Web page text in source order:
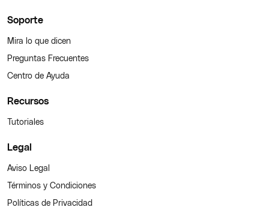
Soporte
Mira lo que dicen
Preguntas Frecuentes
Centro de Ayuda
Recursos
Tutoriales
Legal
Aviso Legal
Términos y Condiciones
Políticas de Privacidad